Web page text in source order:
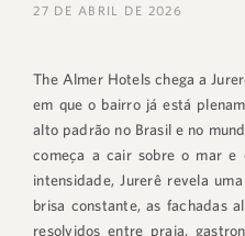
27 DE ABRIL DE 2026
The Almer Hotels chega a
em que o bairro já está
alto padrão no Brasil e no
começa a cair sobre o mar e
intensidade, Jurerê revela
brisa constante, as fachadas
resolvidos entre praia,
+55 48 99660 6799